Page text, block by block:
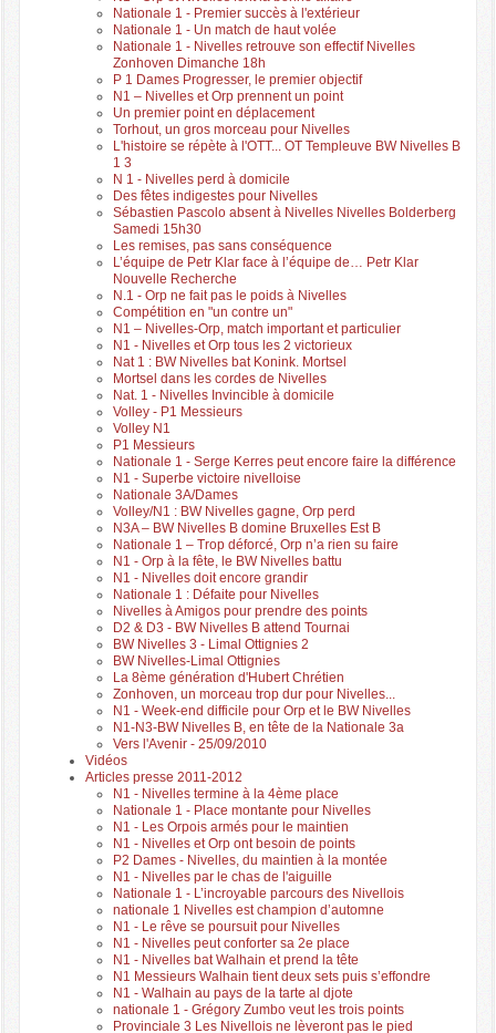
Nationale 1 - Premier succès à l'extérieur
Nationale 1 - Un match de haut volée
Nationale 1 - Nivelles retrouve son effectif Nivelles
Zonhoven Dimanche 18h
P 1 Dames Progresser, le premier objectif
N1 – Nivelles et Orp prennent un point
Un premier point en déplacement
Torhout, un gros morceau pour Nivelles
L'histoire se répète à l'OTT... OT Templeuve BW Nivelles B
1 3
N 1 - Nivelles perd à domicile
Des fêtes indigestes pour Nivelles
Sébastien Pascolo absent à Nivelles Nivelles Bolderberg
Samedi 15h30
Les remises, pas sans conséquence
L’équipe de Petr Klar face à l’équipe de… Petr Klar
Nouvelle Recherche
N.1 - Orp ne fait pas le poids à Nivelles
Compétition en "un contre un"
N1 – Nivelles-Orp, match important et particulier
N1 - Nivelles et Orp tous les 2 victorieux
Nat 1 : BW Nivelles bat Konink. Mortsel
Mortsel dans les cordes de Nivelles
Nat. 1 - Nivelles Invincible à domicile
Volley - P1 Messieurs
Volley N1
P1 Messieurs
Nationale 1 - Serge Kerres peut encore faire la différence
N1 - Superbe victoire nivelloise
Nationale 3A/Dames
Volley/N1 : BW Nivelles gagne, Orp perd
N3A – BW Nivelles B domine Bruxelles Est B
Nationale 1 – Trop déforcé, Orp n’a rien su faire
N1 - Orp à la fête, le BW Nivelles battu
N1 - Nivelles doit encore grandir
Nationale 1 : Défaite pour Nivelles
Nivelles à Amigos pour prendre des points
D2 & D3 - BW Nivelles B attend Tournai
BW Nivelles 3 - Limal Ottignies 2
BW Nivelles-Limal Ottignies
La 8ème génération d'Hubert Chrétien
Zonhoven, un morceau trop dur pour Nivelles...
N1 - Week-end difficile pour Orp et le BW Nivelles
N1-N3-BW Nivelles B, en tête de la Nationale 3a
Vers l'Avenir - 25/09/2010
Vidéos
Articles presse 2011-2012
N1 - Nivelles termine à la 4ème place
Nationale 1 - Place montante pour Nivelles
N1 - Les Orpois armés pour le maintien
N1 - Nivelles et Orp ont besoin de points
P2 Dames - Nivelles, du maintien à la montée
N1 - Nivelles par le chas de l'aiguille
Nationale 1 - L’incroyable parcours des Nivellois
nationale 1 Nivelles est champion d’automne
N1 - Le rêve se poursuit pour Nivelles
N1 - Nivelles peut conforter sa 2e place
N1 - Nivelles bat Walhain et prend la tête
N1 Messieurs Walhain tient deux sets puis s’effondre
N1 - Walhain au pays de la tarte al djote
nationale 1 - Grégory Zumbo veut les trois points
Provinciale 3 Les Nivellois ne lèveront pas le pied